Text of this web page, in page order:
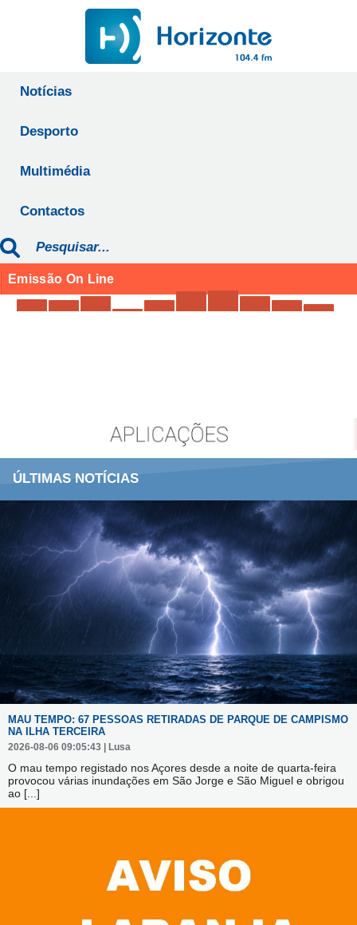
Notícias
Desporto
Multimédia
Contactos
Emissão On Line
ÚLTIMAS NOTÍCIAS
MAU TEMPO: 67 PESSOAS RETIRADAS DE PARQUE DE CAMPISMO
NA ILHA TERCEIRA
2026-08-06 09:05:43 | Lusa
O mau tempo registado nos Açores desde a noite de quarta-feira
provocou várias inundações em São Jorge e São Miguel e obrigou
ao [...]